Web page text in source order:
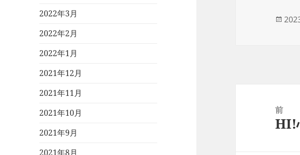
2022年3月
2022年2月
2022年1月
2021年12月
2021年11月
2021年10月
2021年9月
2021年8月
投
前
前
HI!